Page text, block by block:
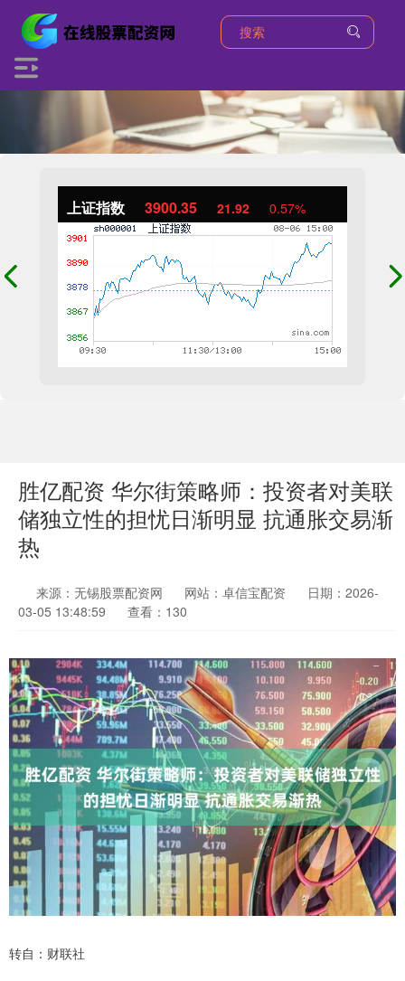
上证指数 3900.35 21.92 0.57%
胜亿配资 华尔街策略师：投资者对美联
储独立性的担忧日渐明显 抗通胀交易渐
热
来源：无锡股票配资网 网站：卓信宝配资
日期：2026-
03-05 13:48:59
查看：130
转自：财联社